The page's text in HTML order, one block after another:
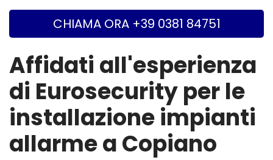
CHIAMA ORA +39 0381 84751
Affidati all'esperienza
di Eurosecurity per le
installazione impianti
allarme a Copiano